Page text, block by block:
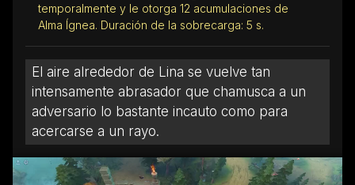
temporalmente y le otorga 12 acumulaciones de
Alma Ígnea. Duración de la sobrecarga: 5 s.
El aire alrededor de Lina se vuelve tan
intensamente abrasador que chamusca a un
adversario lo bastante incauto como para
acercarse a un rayo.